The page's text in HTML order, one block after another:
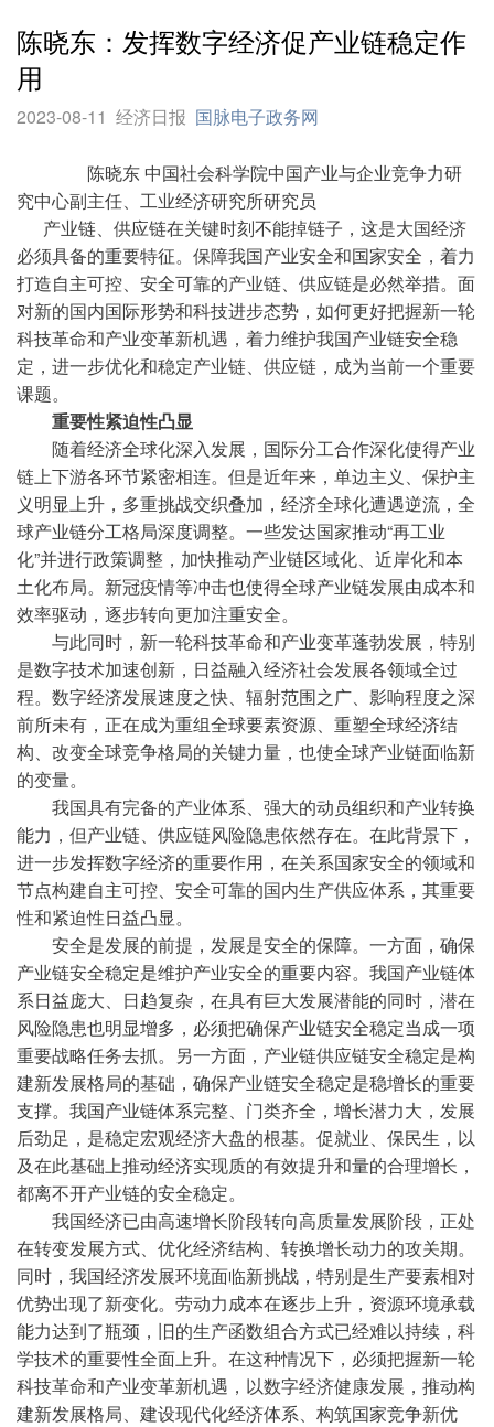
陈晓东：发挥数字经济促产业链稳定作
用
2023-08-11 经济日报 国脉电子政务网
陈晓东 中国社会科学院中国产业与企业竞争力研
究中心副主任、工业经济研究所研究员
产业链、供应链在关键时刻不能掉链子，这是大国经济
必须具备的重要特征。保障我国产业安全和国家安全，着力
打造自主可控、安全可靠的产业链、供应链是必然举措。面
对新的国内国际形势和科技进步态势，如何更好把握新一轮
科技革命和产业变革新机遇，着力维护我国产业链安全稳
定，进一步优化和稳定产业链、供应链，成为当前一个重要
课题。
重要性紧迫性凸显
随着经济全球化深入发展，国际分工合作深化使得产业
链上下游各环节紧密相连。但是近年来，单边主义、保护主
义明显上升，多重挑战交织叠加，经济全球化遭遇逆流，全
球产业链分工格局深度调整。一些发达国家推动“再工业
化”并进行政策调整，加快推动产业链区域化、近岸化和本
土化布局。新冠疫情等冲击也使得全球产业链发展由成本和
效率驱动，逐步转向更加注重安全。
与此同时，新一轮科技革命和产业变革蓬勃发展，特别
是数字技术加速创新，日益融入经济社会发展各领域全过
程。数字经济发展速度之快、辐射范围之广、影响程度之深
前所未有，正在成为重组全球要素资源、重塑全球经济结
构、改变全球竞争格局的关键力量，也使全球产业链面临新
的变量。
我国具有完备的产业体系、强大的动员组织和产业转换
能力，但产业链、供应链风险隐患依然存在。在此背景下，
进一步发挥数字经济的重要作用，在关系国家安全的领域和
节点构建自主可控、安全可靠的国内生产供应体系，其重要
性和紧迫性日益凸显。
安全是发展的前提，发展是安全的保障。一方面，确保
产业链安全稳定是维护产业安全的重要内容。我国产业链体
系日益庞大、日趋复杂，在具有巨大发展潜能的同时，潜在
风险隐患也明显增多，必须把确保产业链安全稳定当成一项
重要战略任务去抓。另一方面，产业链供应链安全稳定是构
建新发展格局的基础，确保产业链安全稳定是稳增长的重要
支撑。我国产业链体系完整、门类齐全，增长潜力大，发展
后劲足，是稳定宏观经济大盘的根基。促就业、保民生，以
及在此基础上推动经济实现质的有效提升和量的合理增长，
都离不开产业链的安全稳定。
我国经济已由高速增长阶段转向高质量发展阶段，正处
在转变发展方式、优化经济结构、转换增长动力的攻关期。
同时，我国经济发展环境面临新挑战，特别是生产要素相对
优势出现了新变化。劳动力成本在逐步上升，资源环境承载
能力达到了瓶颈，旧的生产函数组合方式已经难以持续，科
学技术的重要性全面上升。在这种情况下，必须把握新一轮
科技革命和产业变革新机遇，以数字经济健康发展，推动构
建新发展格局、建设现代化经济体系、构筑国家竞争新优